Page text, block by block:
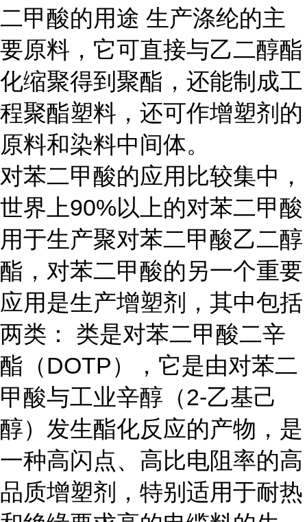
二甲酸的用途 生产涤纶的主
要原料，它可直接与乙二醇酯
化缩聚得到聚酯，还能制成工
程聚酯塑料，还可作增塑剂的
原料和染料中间体。
对苯二甲酸的应用比较集中，
世界上90%以上的对苯二甲酸
用于生产聚对苯二甲酸乙二醇
酯，对苯二甲酸的另一个重要
应用是生产增塑剂，其中包括
两类： 类是对苯二甲酸二辛
酯（DOTP），它是由对苯二
甲酸与工业辛醇（2-乙基己
醇）发生酯化反应的产物，是
一种高闪点、高比电阻率的高
品质增塑剂，特别适用于耐热